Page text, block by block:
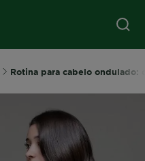
Rotina para cabelo ondulado: